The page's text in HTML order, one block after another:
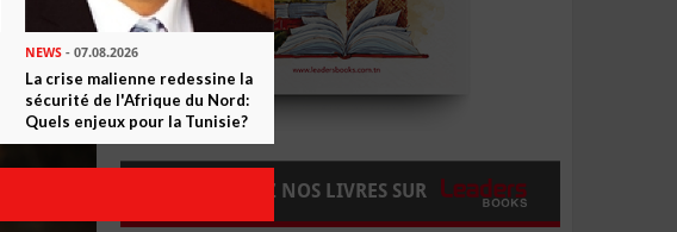
COMMANDEZ NOS LIVRES SUR
NEWS- 07.08.2026
La crise malienne redessine la
sécurité de l'Afrique du Nord:
Quels enjeux pour la Tunisie?